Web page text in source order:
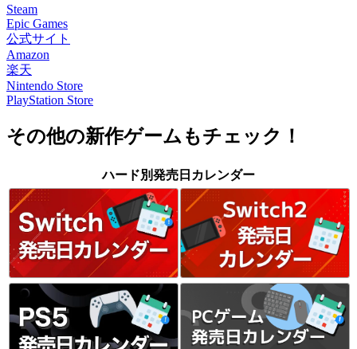
Steam
Epic Games
公式サイト
Amazon
楽天
Nintendo Store
PlayStation Store
その他の新作ゲームもチェック！
ハード別発売日カレンダー